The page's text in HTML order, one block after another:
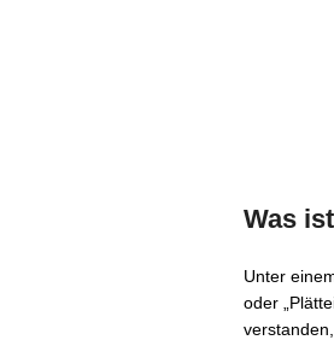
Was
Unter
oder